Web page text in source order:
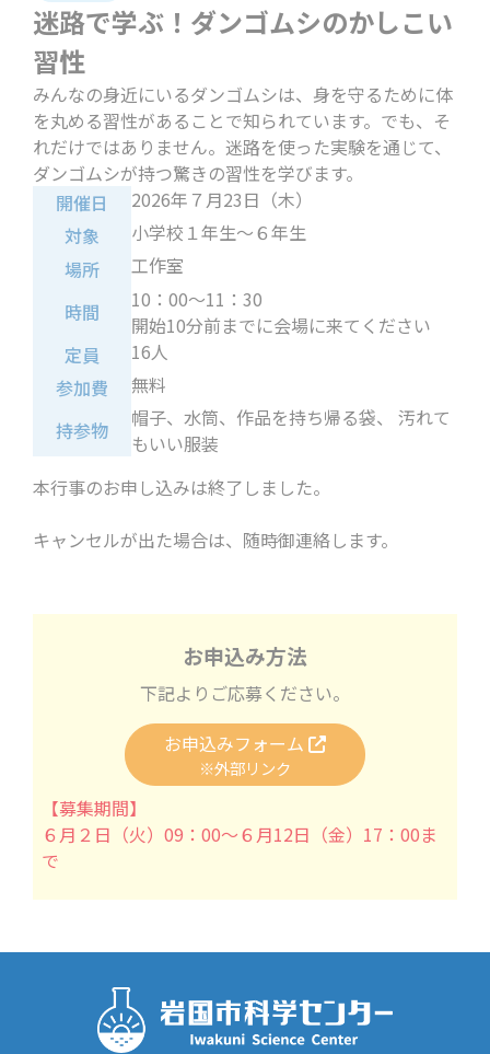
迷路で学ぶ！ダンゴムシのかしこい
習性
みんなの身近にいるダンゴムシは、身を守るために体
を丸める習性があることで知られています。でも、そ
れだけではありません。迷路を使った実験を通じて、
ダンゴムシが持つ驚きの習性を学びます。
開催日
2026年７月23日（木）
対象
小学校１年生～６年生
場所
工作室
時間
10：00～11：30
開始10分前までに会場に来てください
定員
16人
参加費
無料
持参物
帽子、水筒、作品を持ち帰る袋、 汚れて
もいい服装
本行事のお申し込みは終了しました。
キャンセルが出た場合は、随時御連絡します。
お申込み方法
下記よりご応募ください。
お申込みフォーム
※外部リンク
【募集期間】
６月２日（火）09：00～６月12日（金）17：00ま
で